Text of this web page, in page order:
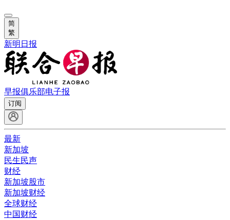
简
繁
新明日报
早报俱乐部电子报
订阅
最新
新加坡
民生民声
财经
新加坡股市
新加坡财经
全球财经
中国财经